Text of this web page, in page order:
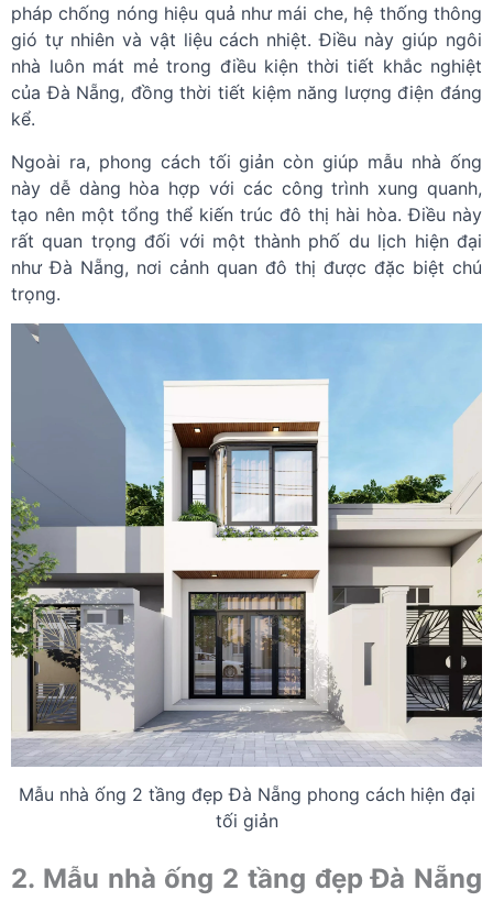
pháp chống nóng hiệu quả như mái che, hệ thống thông
gió tự nhiên và vật liệu cách nhiệt. Điều này giúp ngôi
nhà luôn mát mẻ trong điều kiện thời tiết khắc nghiệt
của Đà Nẵng, đồng thời tiết kiệm năng lượng điện đáng
kể.
Ngoài ra, phong cách tối giản còn giúp mẫu nhà ống
này dễ dàng hòa hợp với các công trình xung quanh,
tạo nên một tổng thể kiến trúc đô thị hài hòa. Điều này
rất quan trọng đối với một thành phố du lịch hiện đại
như Đà Nẵng, nơi cảnh quan đô thị được đặc biệt chú
trọng.
Mẫu nhà ống 2 tầng đẹp Đà Nẵng phong cách hiện đại
tối giản
2. Mẫu nhà ống 2 tầng đẹp Đà Nẵng